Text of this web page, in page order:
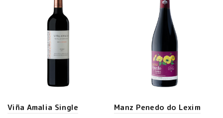
Viña Amalia Single
Manz Penedo do Lexim